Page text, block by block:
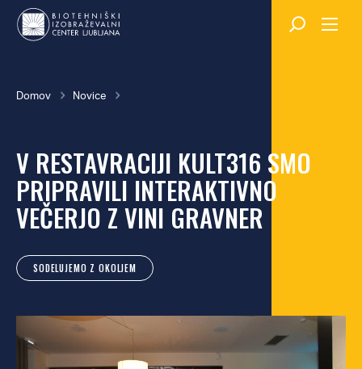
Skok
na
Breadcrumb
Domov Novice
V RESTAVRACIJI KULT316 SMO
PRIPRAVILI INTERAKTIVNO
VEČERJO Z VINI GRAVNER
SODELUJEMO Z OKOLJEM